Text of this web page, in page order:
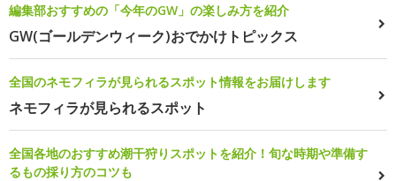
編集部おすすめの「今年のGW」の楽しみ方を紹介
GW(ゴールデンウィーク)おでかけトピックス
全国のネモフィラが見られるスポット情報をお届けします
ネモフィラが見られるスポット
全国各地のおすすめ潮干狩りスポットを紹介！旬な時期や準備す
るもの採り方のコツも